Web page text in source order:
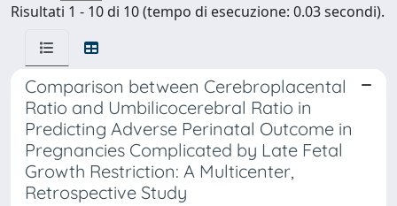
Risultati 1 - 10 di 10 (tempo di esecuzione: 0.03 secondi).
Comparison between Cerebroplacental
Ratio and Umbilicocerebral Ratio in
Predicting Adverse Perinatal Outcome in
Pregnancies Complicated by Late Fetal
Growth Restriction: A Multicenter,
Retrospective Study